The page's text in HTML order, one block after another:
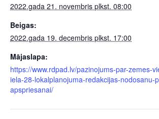
2022.gada 21. novembris plkst. 08:00
Beigas:
2022.gada 19. decembris plkst. 17:00
Mājaslapa:
https://www.rdpad.lv/pazinojums-par-zemes-
iela-28-lokalplanojuma-redakcijas-nodosanu-
apspriesanai/